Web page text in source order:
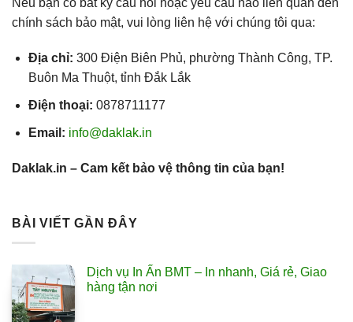
chính sách bảo mật, vui lòng liên hệ với chúng tôi qua:
Địa chỉ: 300 Điện Biên Phủ, phường Thành Công, TP.
Buôn Ma Thuột, tỉnh Đắk Lắk
Điện thoại: 0878711177
Email: info@daklak.in
Daklak.in – Cam kết bảo vệ thông tin của bạn!
BÀI VIẾT GẦN ĐÂY
Dịch vụ In Ấn BMT – In nhanh, Giá rẻ, Giao
hàng tận nơi